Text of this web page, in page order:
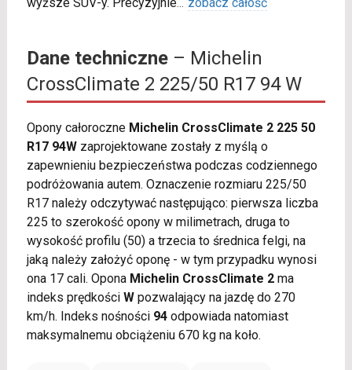
Dane techniczne– Michelin
CrossClimate 2 225/50 R17 94 W
Opony całoroczne Michelin CrossClimate 2 225 50
R17 94Wzaprojektowane zostały z myślą o
zapewnieniu bezpieczeństwa podczas codziennego
podróżowania autem. Oznaczenie rozmiaru 225/50
R17 należy odczytywać następująco: pierwsza liczba
225 to szerokość opony w milimetrach, druga to
wysokość profilu (50) a trzecia to średnica felgi, na
jaką należy założyć oponę - w tym przypadku wynosi
ona 17 cali. Opona Michelin CrossClimate 2ma
indeks prędkości Wpozwalający na jazdę do 270
km/h. Indeks nośności 94odpowiada natomiast
maksymalnemu obciążeniu 670 kg na koło.